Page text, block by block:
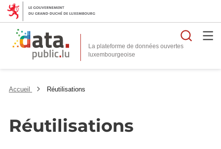
La plateforme de données ouvertes
Accueil Réutilisations
Réutilisations